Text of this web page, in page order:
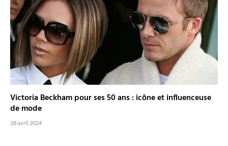
Victoria Beckham pour ses 50 ans : icône et influenceuse
de mode
18 avril 2024